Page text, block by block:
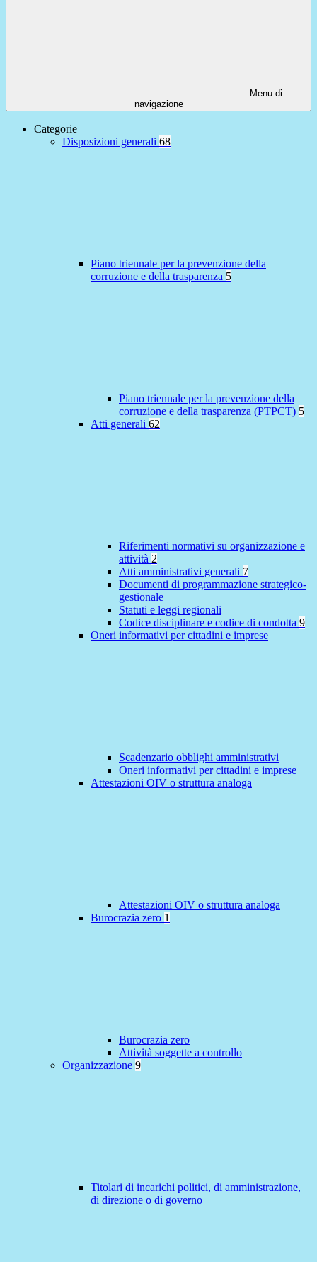
Menu di
navigazione
Categorie
Disposizioni generali 68
Piano triennale per la prevenzione della
corruzione e della trasparenza 5
Piano triennale per la prevenzione della
corruzione e della trasparenza (PTPCT) 5
Atti generali 62
Riferimenti normativi su organizzazione e
attività 2
Atti amministrativi generali 7
Documenti di programmazione strategico-
gestionale
Statuti e leggi regionali
Codice disciplinare e codice di condotta 9
Oneri informativi per cittadini e imprese
Scadenzario obblighi amministrativi
Oneri informativi per cittadini e imprese
Attestazioni OIV o struttura analoga
Attestazioni OIV o struttura analoga
Burocrazia zero 1
Burocrazia zero
Attività soggette a controllo
Organizzazione 9
Titolari di incarichi politici, di amministrazione,
di direzione o di governo